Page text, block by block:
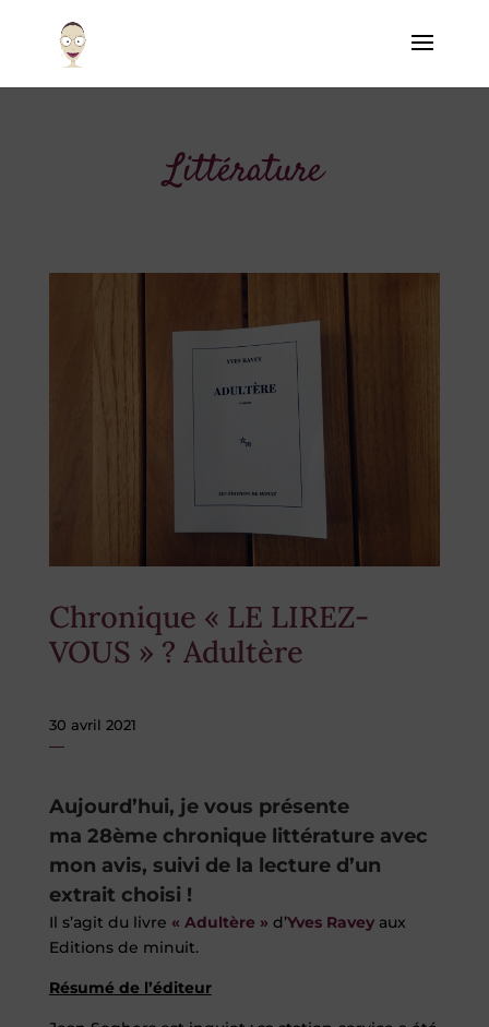
Littérature
Chronique « LE LIREZ-
VOUS » ? Adultère
30 avril 2021
Aujourd’hui, je vous présente
ma 28ème chronique littérature avec
mon avis, suivi de la lecture d’un
extrait choisi !
Il s’agit du livre « Adultère » d’Yves Ravey aux
Editions de minuit.
Résumé de l’éditeur